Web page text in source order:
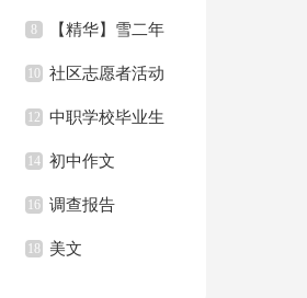
通知四篇
8 【精华】雪二年
级作文锦集6篇
10 社区志愿者活动
总结15篇
12 中职学校毕业生
求职信
14 初中作文
16 调查报告
18 美文